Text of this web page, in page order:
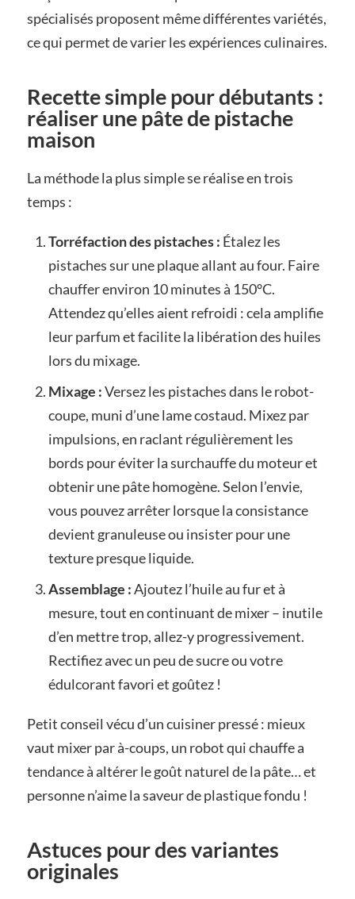
spécialisés proposent même différentes variétés,
ce qui permet de varier les expériences culinaires.
Recette simple pour débutants :
réaliser une pâte de pistache
maison
La méthode la plus simple se réalise en trois
temps :
Torréfaction des pistaches : Étalez les
pistaches sur une plaque allant au four. Faire
chauffer environ 10 minutes à 150°C.
Attendez qu’elles aient refroidi : cela amplifie
leur parfum et facilite la libération des huiles
lors du mixage.
Mixage :Versez les pistaches dans le robot-
coupe, muni d’une lame costaud. Mixez par
impulsions, en raclant régulièrement les
bords pour éviter la surchauffe du moteur et
obtenir une pâte homogène. Selon l’envie,
vous pouvez arrêter lorsque la consistance
devient granuleuse ou insister pour une
texture presque liquide.
Assemblage :Ajoutez l’huile au fur et à
mesure, tout en continuant de mixer – inutile
d’en mettre trop, allez-y progressivement.
Rectifiez avec un peu de sucre ou votre
édulcorant favori et goûtez !
Petit conseil vécu d’un cuisiner pressé : mieux
vaut mixer par à-coups, un robot qui chauffe a
tendance à altérer le goût naturel de la pâte… et
personne n’aime la saveur de plastique fondu !
Astuces pour des variantes
originales